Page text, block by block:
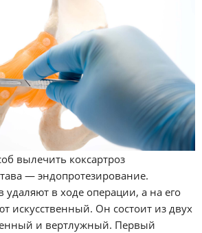
вылечить коксартроз
— эндопротезирование.
удаляют в ходе операции, а на его
искусственный. Он состоит из двух
и вертлужный. Первый